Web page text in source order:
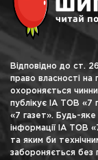
Відповідно до ст.
право власності на
охороняється
публікує ІА ТОВ «7
«7 газет». Будь-
інформації ІА ТОВ
та яким би
забороняється без